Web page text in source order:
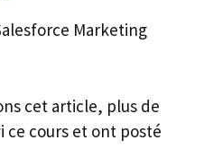
Marketing
cet article, plus de
ce cours et ont posté